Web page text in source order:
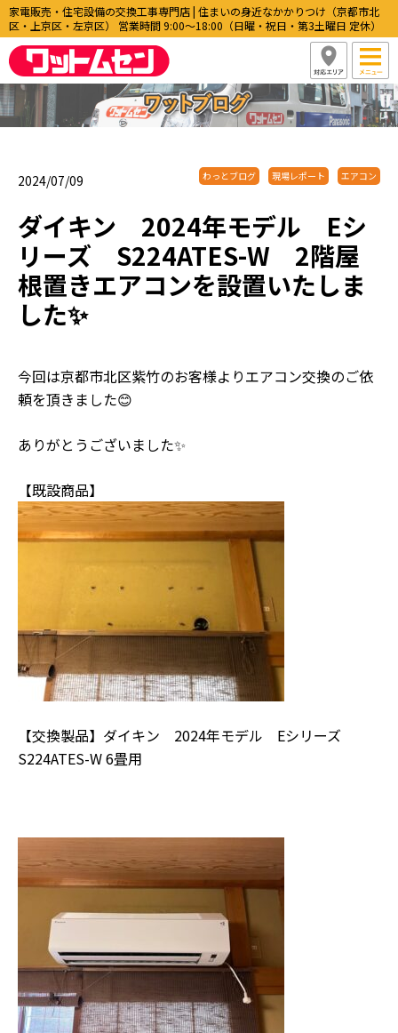
家電販売・住宅設備の交換工事専門店 | 住まいの身近なかかりつけ（京都市北
区・上京区・左京区） 営業時間 9:00〜18:00（日曜・祝日・第3土曜日 定休）
2024/07/09 わっとブログ 現場レポート エアコン
ダイキン 2024年モデル Eシ
リーズ S224ATES-W 2階屋
根置きエアコンを設置いたしま
した✨
今回は京都市北区紫竹のお客様よりエアコン交換のご依
頼を頂きました😊
ありがとうございました✨
【既設商品】
【交換製品】ダイキン 2024年モデル Eシリーズ
S224ATES-W 6畳用